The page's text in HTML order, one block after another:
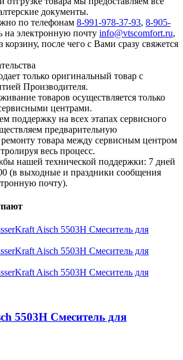
документы.
по телефонам 8-991-978-37-93, 8-905-
на электронную почту info@vtscomfort.ru,
после чего с Вами сразу свяжется
только оригинальный товар с
Производителя.
товаров осуществляется только
центрами.
поддержку на всех этапах сервисного
предварительную
ремонту товара между сервисным центром
весь процесс.
нашей технической поддержки: 7 дней
(в выходные и праздники сообщения
почту).
5503H Смеситель для